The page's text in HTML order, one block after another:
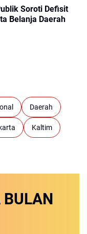
Soroti Defisit
Belanja Daerah
Daerah
Kaltim
BULAN